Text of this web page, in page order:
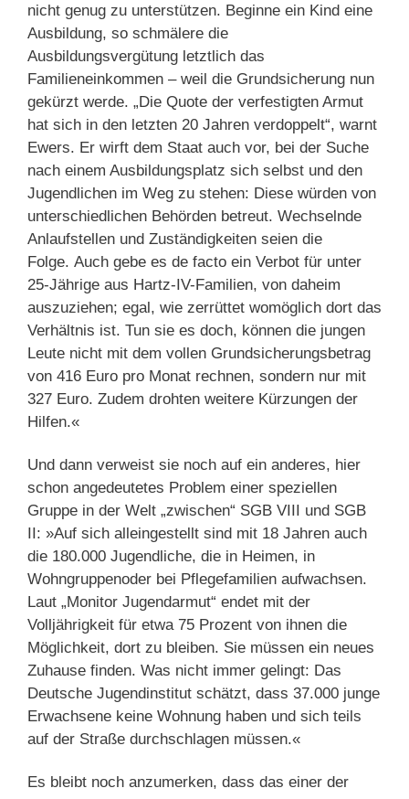
nicht genug zu unterstützen. Beginne ein Kind eine
Ausbildung, so schmälere die
Ausbildungsvergütung letztlich das
Familieneinkommen – weil die Grundsicherung nun
gekürzt werde. „Die Quote der verfestigten Armut
hat sich in den letzten 20 Jahren verdoppelt“, warnt
Ewers. Er wirft dem Staat auch vor, bei der Suche
nach einem Ausbildungsplatz sich selbst und den
Jugendlichen im Weg zu stehen: Diese würden von
unterschiedlichen Behörden betreut. Wechselnde
Anlaufstellen und Zuständigkeiten seien die
Folge. Auch gebe es de facto ein Verbot für unter
25-Jährige aus Hartz-IV-Familien, von daheim
auszuziehen; egal, wie zerrüttet womöglich dort das
Verhältnis ist. Tun sie es doch, können die jungen
Leute nicht mit dem vollen Grundsicherungsbetrag
von 416 Euro pro Monat rechnen, sondern nur mit
327 Euro. Zudem drohten weitere Kürzungen der
Hilfen.«
Und dann verweist sie noch auf ein anderes, hier
schon angedeutetes Problem einer speziellen
Gruppe in der Welt „zwischen“ SGB VIII und SGB
II: »Auf sich alleingestellt sind mit 18 Jahren auch
die 180.000 Jugendliche, die in Heimen, in
Wohngruppenoder bei Pflegefamilien aufwachsen.
Laut „Monitor Jugendarmut“ endet mit der
Volljährigkeit für etwa 75 Prozent von ihnen die
Möglichkeit, dort zu bleiben. Sie müssen ein neues
Zuhause finden. Was nicht immer gelingt: Das
Deutsche Jugendinstitut schätzt, dass 37.000 junge
Erwachsene keine Wohnung haben und sich teils
auf der Straße durchschlagen müssen.«
Es bleibt noch anzumerken, dass das einer der